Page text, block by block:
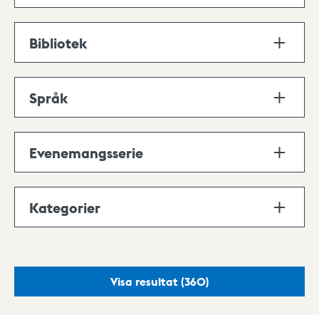
Bibliotek
Språk
Evenemangsserie
Kategorier
Visa resultat (360)